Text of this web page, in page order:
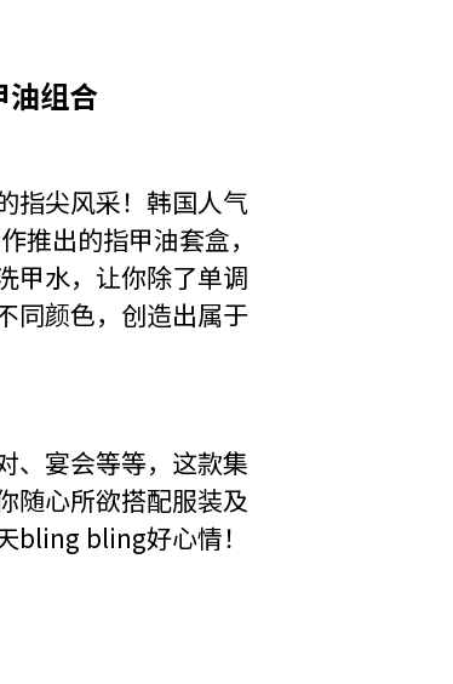
组合
指尖风采！韩国人气
推出的指甲油套盒，
甲水，让你除了单调
同颜色，创造出属于
、宴会等等，这款集
随心所欲搭配服装及
bling bling好心情！